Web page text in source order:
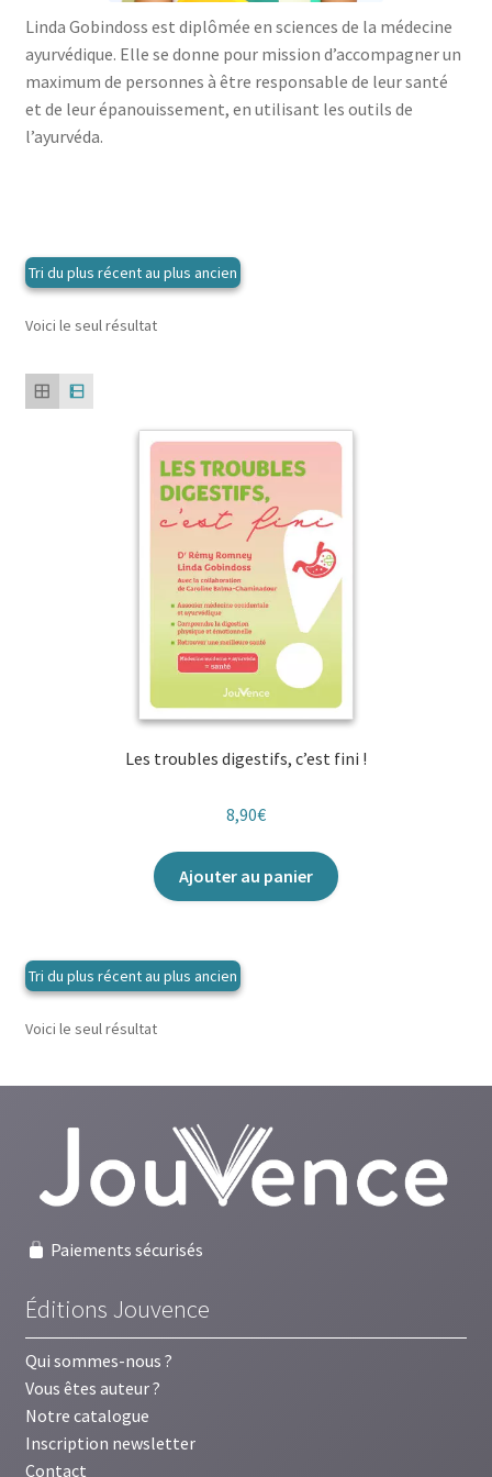
enfant
le
enfant
Médecine douces
Ouvrir
le
menu
Famille
Ouvrir
Collections
Linda Gobindoss est diplômée en sciences de la médecine
ayurvédique. Elle se donne pour mission d’accompagner un
maximum de personnes à être responsable de leur santé
et de leur épanouissement, en utilisant les outils de
l’ayurvéda.
Voici le seul résultat
Les troubles digestifs, c’est fini !
8,90€
Ajouter au panier
Voici le seul résultat
Paiements sécurisés
Éditions Jouvence
Qui sommes-nous ?
Vous êtes auteur ?
Notre catalogue
Inscription newsletter
Contact